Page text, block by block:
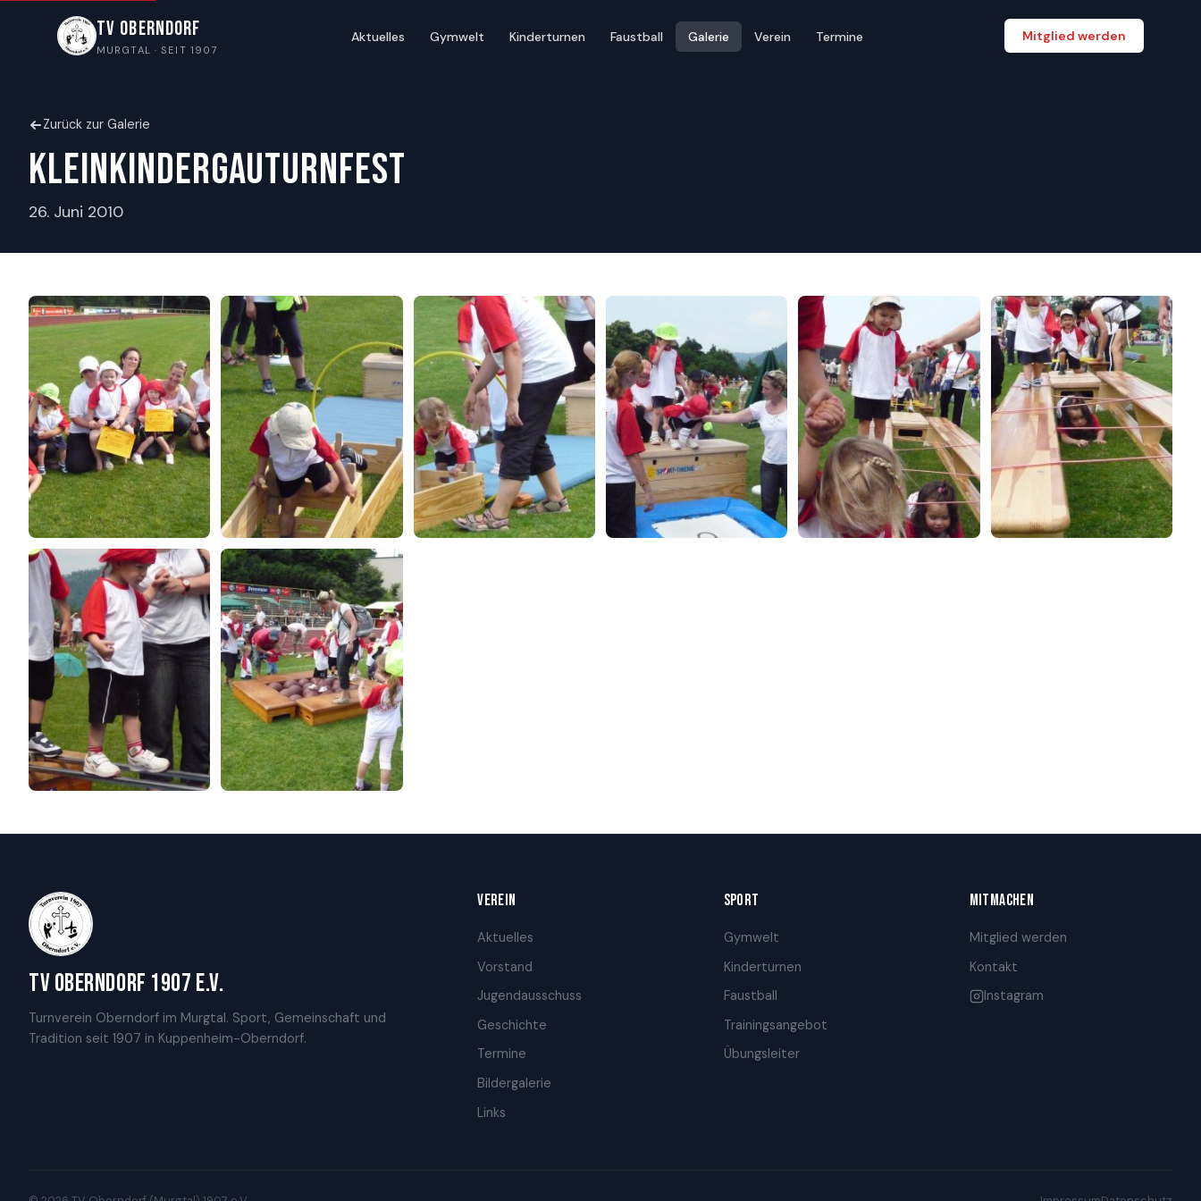
TV Oberndorf
MURGTAL · SEIT 1907
Aktuelles Gymwelt Kinderturnen Faustball Galerie Verein Termine Mitglied werden
Zurück zur Galerie
Kleinkindergauturnfest
26. Juni 2010
TV Oberndorf 1907 e.V.
Turnverein Oberndorf im Murgtal. Sport, Gemeinschaft und
Tradition seit 1907 in Kuppenheim-Oberndorf.
VEREIN
Aktuelles
Vorstand
Jugendausschuss
Geschichte
Termine
Bildergalerie
Links
SPORT
Gymwelt
Kinderturnen
Faustball
Trainingsangebot
Übungsleiter
MITMACHEN
Mitglied werden
Kontakt
Instagram